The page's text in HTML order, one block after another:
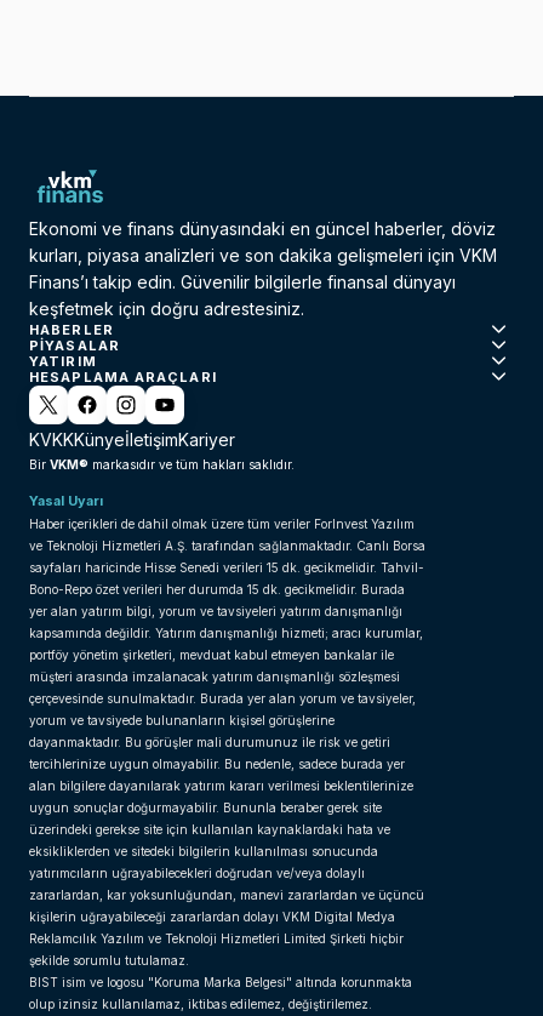
Ekonomi ve finans dünyasındaki en güncel haberler, döviz
kurları, piyasa analizleri ve son dakika gelişmeleri için VKM
Finans’ı takip edin. Güvenilir bilgilerle finansal dünyayı
keşfetmek için doğru adrestesiniz.
HABERLER
PIYASALAR
YATIRIM
HESAPLAMA ARAÇLARI
KVKKKünyeİletişimKariyer
Bir VKM® markasıdır ve tüm hakları saklıdır.
Yasal Uyarı
Haber içerikleri de dahil olmak üzere tüm veriler ForInvest Yazılım
ve Teknoloji Hizmetleri A.Ş. tarafından sağlanmaktadır. Canlı Borsa
sayfaları haricinde Hisse Senedi verileri 15 dk. gecikmelidir. Tahvil-
Bono-Repo özet verileri her durumda 15 dk. gecikmelidir. Burada
yer alan yatırım bilgi, yorum ve tavsiyeleri yatırım danışmanlığı
kapsamında değildir. Yatırım danışmanlığı hizmeti; aracı kurumlar,
portföy yönetim şirketleri, mevduat kabul etmeyen bankalar ile
müşteri arasında imzalanacak yatırım danışmanlığı sözleşmesi
çerçevesinde sunulmaktadır. Burada yer alan yorum ve tavsiyeler,
yorum ve tavsiyede bulunanların kişisel görüşlerine
dayanmaktadır. Bu görüşler mali durumunuz ile risk ve getiri
tercihlerinize uygun olmayabilir. Bu nedenle, sadece burada yer
alan bilgilere dayanılarak yatırım kararı verilmesi beklentilerinize
uygun sonuçlar doğurmayabilir. Bununla beraber gerek site
üzerindeki gerekse site için kullanılan kaynaklardaki hata ve
eksikliklerden ve sitedeki bilgilerin kullanılması sonucunda
yatırımcıların uğrayabilecekleri doğrudan ve/veya dolaylı
zararlardan, kar yoksunluğundan, manevi zararlardan ve üçüncü
kişilerin uğrayabileceği zararlardan dolayı VKM Digital Medya
Reklamcılık Yazılım ve Teknoloji Hizmetleri Limited Şirketi hiçbir
şekilde sorumlu tutulamaz.
BIST isim ve logosu "Koruma Marka Belgesi" altında korunmakta
olup izinsiz kullanılamaz, iktibas edilemez, değiştirilemez.